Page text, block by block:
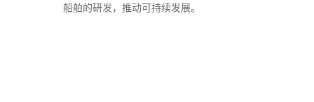
船舶的研发，推动可持续发展。